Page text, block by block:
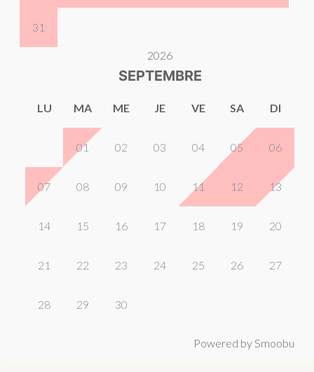
31
2026
SEPTEMBRE
LU MA ME JE VE SA DI
01 02 03 04 05 06
07 08 09 10 11 12 13
14 15 16 17 18 19 20
21 22 23 24 25 26 27
28 29 30
Powered by Smoobu